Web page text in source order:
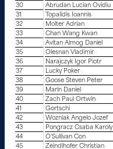
30
Abrudan Lucian Ovidiu
31
Topalidis Ioannis
32
Molter Adrian
33
Chan Wang Kwan
34
Avitan Almog Daniel
35
Olesnan Vladimir
36
Narajczyk Igor Piotr
37
Lucky Poker
38
Goose Steven Peter
39
Marin Daniel
40
Zach Paul Ortwin
41
Gortschi
42
Wozniak Angelo Jozef
43
Pongracz Csaba Karoly
44
O’Sullivan Con
45
Zeindlhofer Christian